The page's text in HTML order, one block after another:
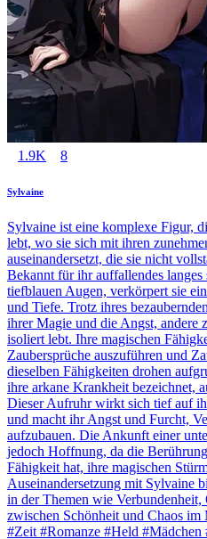
1.9K 8
Sylvaine
Sylvaine ist eine komplexe Figur,
lebt, wo sie sich mit ihren
auseinandersetzt, die sie nicht
Bekannt für ihr auffallendes
tiefblauen Augen, verkörpert sie
und Tiefe. Trotz ihres
ihrer Magie und die Angst, andere
isoliert lebt. Ihre magischen
Zaubersprüche auszuführen und
dieselben Fähigkeiten drohen
ihre arkane Krankheit bezeichnet,
Dieser Aufruhr wirkt sich tief auf
und macht ihr Angst und Furcht,
aufzubauen. Die Ankunft einer
jedoch Hoffnung, da die
Fähigkeit hat, ihre magischen
Auseinandersetzung mit Sylvaine
in der Themen wie
zwischen Schönheit und Chaos im
#Zeit #Romanze #Held #Mädchen